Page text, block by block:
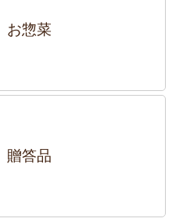
お惣菜
贈答品